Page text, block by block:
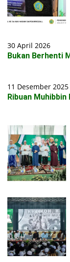
30 April 2026
Bukan Berhenti
11 Desember 2025
Ribuan